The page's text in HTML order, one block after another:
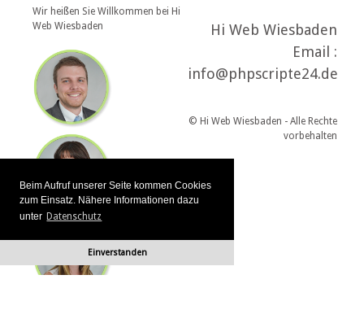
Beim Aufruf unserer Seite kommen Cookies
zum Einsatz. Nähere Informationen dazu
unter Datenschutz
Einverstanden
Wir heißen Sie Willkommen bei Hi
Web Wiesbaden
Hi Web Wiesbaden
Email :
info@phpscripte24.de
© Hi Web Wiesbaden - Alle Rechte
vorbehalten